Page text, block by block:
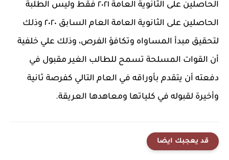
الحاصلين على الثانوية العامة ٢٠٢١ فقط وليس الطلبة
الحاصلين على الثانوية العامة العام السابق ٢٠٢٠ وذلك
لتحقيق مبدأ المساواه وتكافؤ الفرص، وذلك علي خلفية
أن القوات المسلحة تسمح للطالب الغير مقبول في
دفعته أن يتقدم بأوراقه في العام التالي كفرصة ثانية
وأخيرة لقبوله في كلياتها ومعاهدها العريقة.
قد يعجبك ايضا